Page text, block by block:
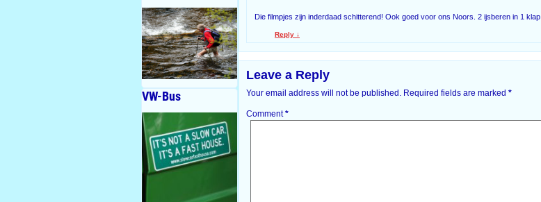
Die filmpjes zijn inderdaad schitterend! Ook goed voor ons Noors. 2 ijsberen in 1 klap
Reply ↓
Leave a Reply
Your email address will not be published. Required fields are marked *
Comment*
VW-Bus